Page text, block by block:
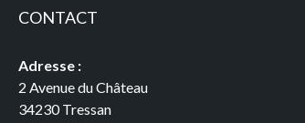
CONTACT
Adresse :
2 Avenue du Château
34230 Tressan